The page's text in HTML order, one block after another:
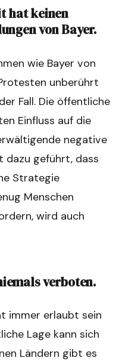
hat keinen
von Bayer.
wie Bayer von
unberührt
Fall. Die öffentliche
Einfluss auf die
negative
dazu geführt, dass
Strategie
Menschen
wird auch
verboten.
immer erlaubt sein
Lage kann sich
Ländern gibt es